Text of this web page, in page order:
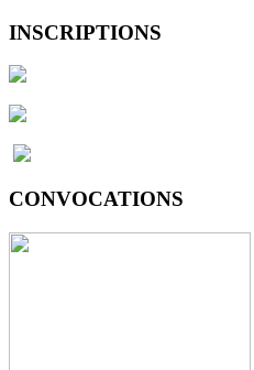
INSCRIPTIONS
CONVOCATIONS